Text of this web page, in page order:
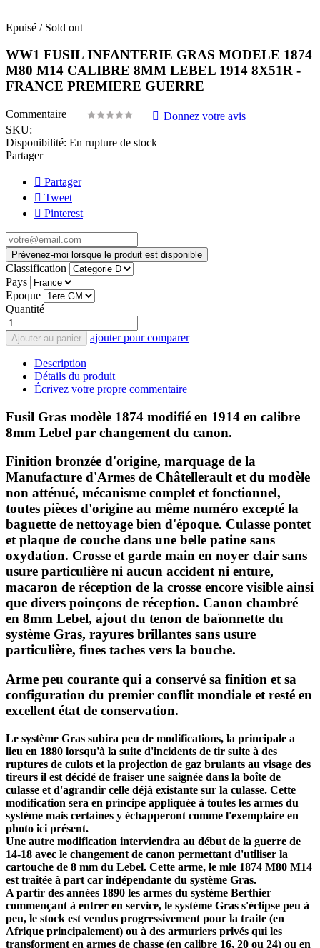
Epuisé / Sold out
WW1 FUSIL INFANTERIE GRAS MODELE 1874
M80 M14 CALIBRE 8MM LEBEL 1914 8X51R -
FRANCE PREMIERE GUERRE
Commentaire
Donnez votre avis
SKU:
Disponibilité: En rupture de stock
Partager
Partager
Tweet
Pinterest
Prévenez-moi lorsque le produit est disponible
Classification
Pays
Epoque
Quantité
Ajouter au panier ajouter pour comparer
Description
Détails du produit
Écrivez votre propre commentaire
Fusil Gras modèle 1874 modifié en 1914 en calibre
8mm Lebel par changement du canon.
Finition bronzée d'origine, marquage de la
Manufacture d'Armes de Châtellerault et du modèle
non atténué, mécanisme complet et fonctionnel,
toutes pièces d'origine au même numéro excepté la
baguette de nettoyage bien d'époque. Culasse pontet
et plaque de couche dans une belle patine sans
oxydation. Crosse et garde main en noyer clair sans
usure particulière ni aucun accident ni enture,
macaron de réception de la crosse encore visible ainsi
que divers poinçons de réception. Canon chambré
en 8mm Lebel, ajout du tenon de baïonnette du
système Gras, rayures brillantes sans usure
particulière, fines taches vers la bouche.
Arme peu courante qui a conservé sa finition et sa
configuration du premier conflit mondiale et resté en
excellent état de conservation.
Le système Gras subira peu de modifications, la principale a
lieu en 1880 lorsqu'à la suite d'incidents de tir suite à des
ruptures de culots et la projection de gaz brulants au visage des
tireurs il est décidé de fraiser une saignée dans la boîte de
culasse et d'agrandir celle déjà existante sur la culasse. Cette
modification sera en principe appliquée à toutes les armes du
système mais certaines y échapperont comme l'exemplaire en
photo ici présent.
Une autre modification interviendra au début de la guerre de
14-18 avec le changement de canon permettant d'utiliser la
cartouche de 8 mm du Lebel. Cette arme, le mle 1874 M80 M14
est traitée à part car indépendante du système Gras.
A partir des années 1890 les armes du système Berthier
commençant à entrer en service, le système Gras s'éclipse peu à
peu, le stock est vendus progressivement pour la traite (en
Afrique principalement) ou à des armuriers privés qui les
transforment en armes de chasse (en calibre 16, 20 ou 24) ou en